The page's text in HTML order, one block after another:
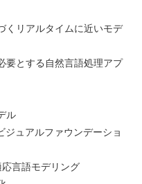
リアルタイムに近いモデ
とする自然言語処理アプ
ル
ュアルファウンデーショ
言語モデリング